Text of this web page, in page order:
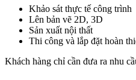
Khảo sát thực tế công trình
Lên bản vẽ 2D, 3D
Sản xuất nội thất
Thi công và lắp đặt hoàn
Khách hàng chỉ cần đưa ra nhu